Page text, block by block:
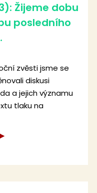
Žijeme dobu
posledního
zvěsti jsme se
diskusi
a jejich významu
tlaku na